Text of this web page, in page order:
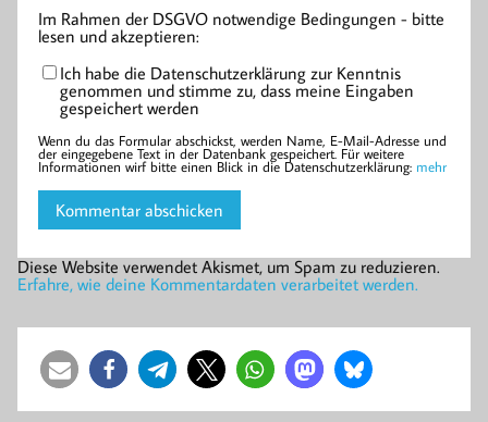
Im Rahmen der DSGVO notwendige Bedingungen - bitte
lesen und akzeptieren:
Ich habe die Datenschutzerklärung zur Kenntnis
genommen und stimme zu, dass meine Eingaben
gespeichert werden
Wenn du das Formular abschickst, werden Name, E-Mail-Adresse und
der eingegebene Text in der Datenbank gespeichert. Für weitere
Informationen wirf bitte einen Blick in die Datenschutzerklärung: mehr
Diese Website verwendet Akismet, um Spam zu reduzieren.
Erfahre, wie deine Kommentardaten verarbeitet werden.